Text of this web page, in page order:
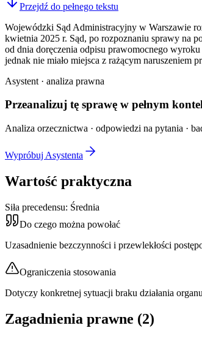
Przejdź do pełnego tekstu
Wojewódzki Sąd Administracyjny w Warszawie
kwietnia 2025 r. Sąd, po rozpoznaniu sprawy na
od dnia doręczenia odpisu prawomocnego
jednak nie miało miejsca z rażącym naruszeniem
Asystent · analiza prawna
Przeanalizuj tę sprawę w pełnym
Analiza orzecznictwa · odpowiedzi na pytania ·
Wypróbuj Asystenta
Wartość praktyczna
Siła precedensu: Średnia
Do czego można powołać
Uzasadnienie bezczynności i przewlekłości
Ograniczenia stosowania
Dotyczy konkretnej sytuacji braku działania
Zagadnienia prawne (2)